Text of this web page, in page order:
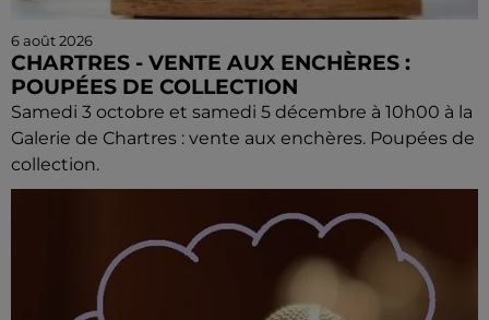
6 août 2026
CHARTRES - VENTE AUX ENCHÈRES :
POUPÉES DE COLLECTION
Samedi 3 octobre et samedi 5 décembre à 10h00 à la
Galerie de Chartres : vente aux enchères. Poupées de
collection.